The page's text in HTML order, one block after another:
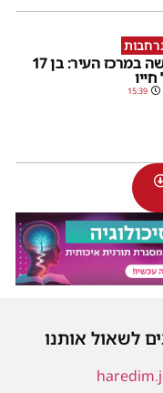
אירוע קשה במרכז העיר: בן 17
15:39
לשאול אותנו